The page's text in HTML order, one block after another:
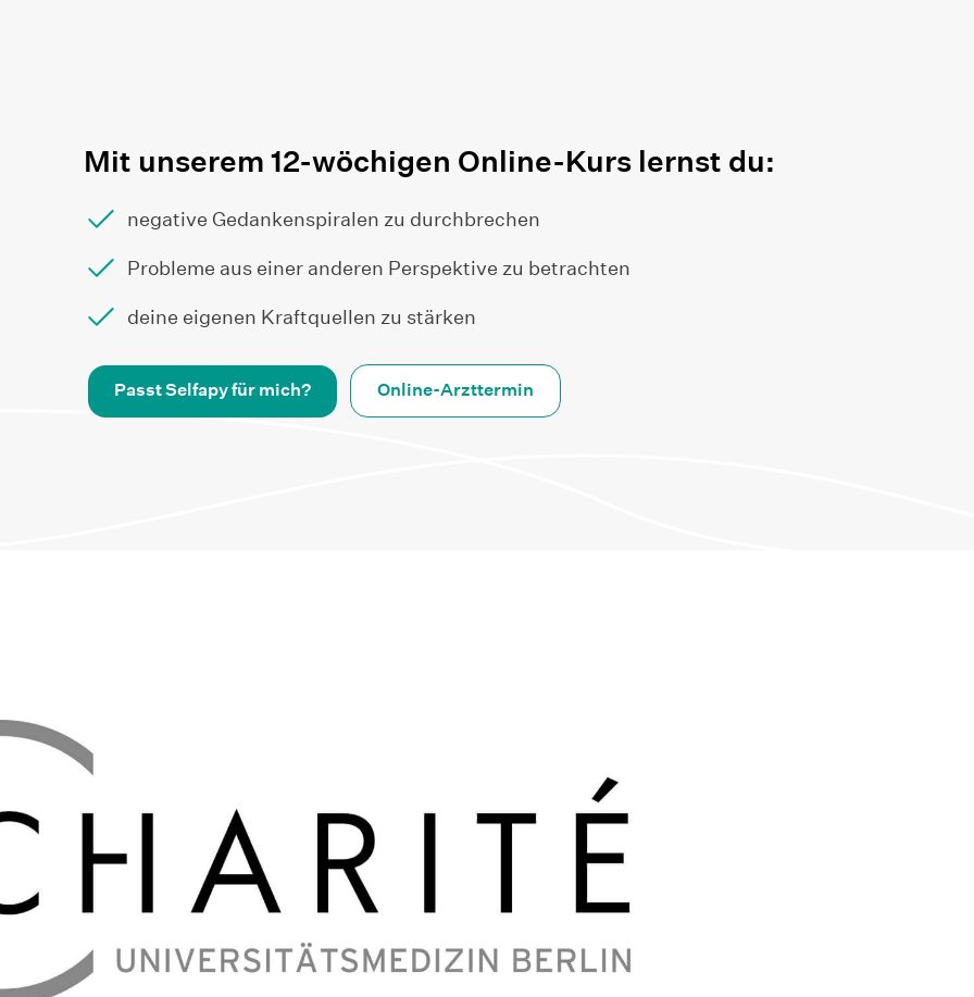
Mit unserem 12-wöchigen Online-Kurs lernst du:
negative Gedankenspiralen zu durchbrechen
Probleme aus einer anderen Perspektive zu betrachten
deine eigenen Kraftquellen zu stärken
Passt Selfapy für mich? Online-Arzttermin